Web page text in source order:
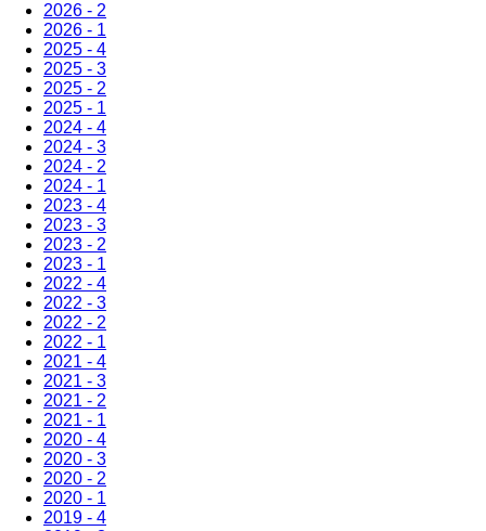
2026 - 2
2026 - 1
2025 - 4
2025 - 3
2025 - 2
2025 - 1
2024 - 4
2024 - 3
2024 - 2
2024 - 1
2023 - 4
2023 - 3
2023 - 2
2023 - 1
2022 - 4
2022 - 3
2022 - 2
2022 - 1
2021 - 4
2021 - 3
2021 - 2
2021 - 1
2020 - 4
2020 - 3
2020 - 2
2020 - 1
2019 - 4